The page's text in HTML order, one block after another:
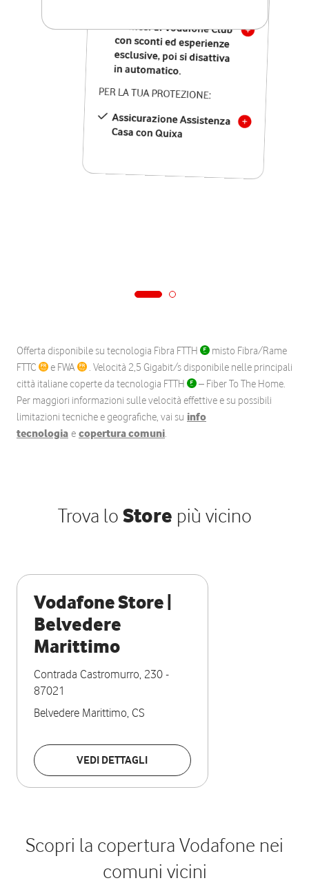
12 mesi di Vodafone Club
con sconti ed esperienze
esclusive, poi si disattiva
in automatico.
PER LA TUA PROTEZIONE:
Assicurazione Assistenza
Casa con Quixa
Offerta disponibile su tecnologia Fibra FTTH
misto Fibra/Rame
FTTC
e FWA
. Velocità 2,5 Gigabit/s disponibile nelle principali
città italiane coperte da tecnologia FTTH
– Fiber To The Home.
Per maggiori informazioni sulle velocità effettive e su possibili
limitazioni tecniche e geografiche, vai su info
tecnologia e copertura comuni.
Trova lo Store più vicino
Vodafone Store |
Belvedere
Marittimo
Contrada Castromurro, 230 -
87021
Belvedere Marittimo, CS
VEDI DETTAGLI
Scopri la copertura Vodafone nei
comuni vicini